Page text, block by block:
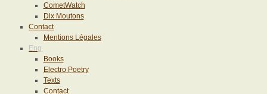
CometWatch
Dix Moutons
Contact
Mentions Légales
Eng
Books
Electro Poetry
Texts
Contact